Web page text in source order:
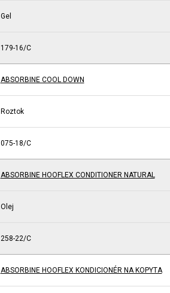
Gel
179-16/C
ABSORBINE COOL DOWN
Roztok
075-18/C
ABSORBINE HOOFLEX CONDITIONER NATURAL
Olej
258-22/C
ABSORBINE HOOFLEX KONDICIONÉR NA KOPYTA